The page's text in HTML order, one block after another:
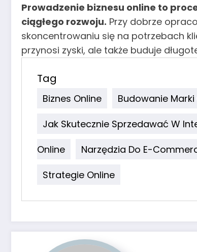
Prowadzenie biznesu online to
ciągłego rozwoju. Przy dobrze
skoncentrowaniu się na potrzebach
przynosi zyski, ale także buduje
Tag
Biznes Online Budowanie Marki
Jak Skutecznie Sprzedawać W
Online
Narzędzia Do E-
Strategie Online